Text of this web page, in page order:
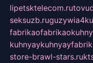
lipetsktelecom.ru
seksuzb.ru
store-brawl-stars.ru